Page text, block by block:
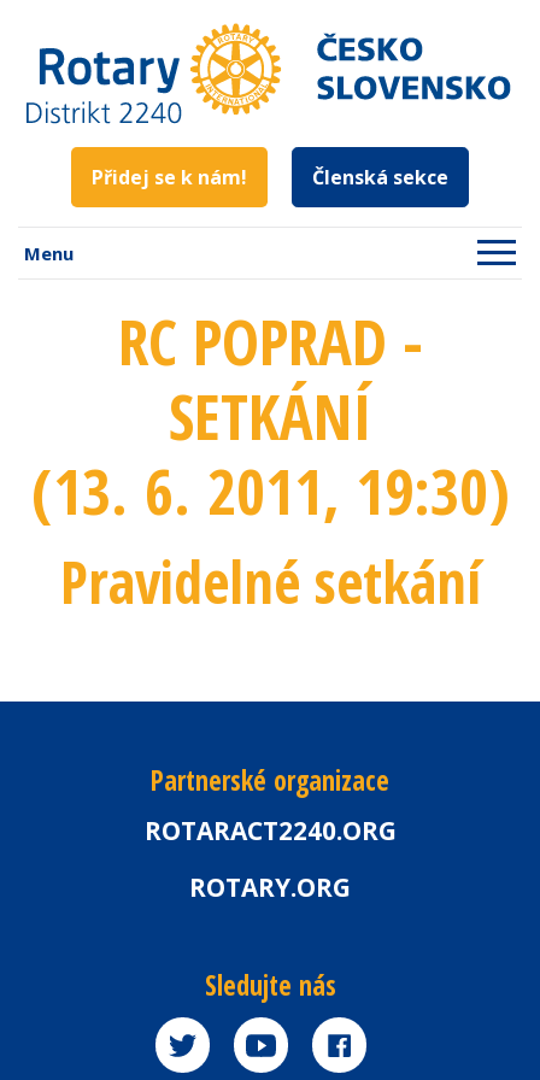
Přidej se k nám! Členská sekce
Menu
RC POPRAD -
SETKÁNÍ
(13. 6. 2011, 19:30)
Pravidelné setkání
Partnerské organizace
ROTARACT2240.ORG
ROTARY.ORG
Sledujte nás